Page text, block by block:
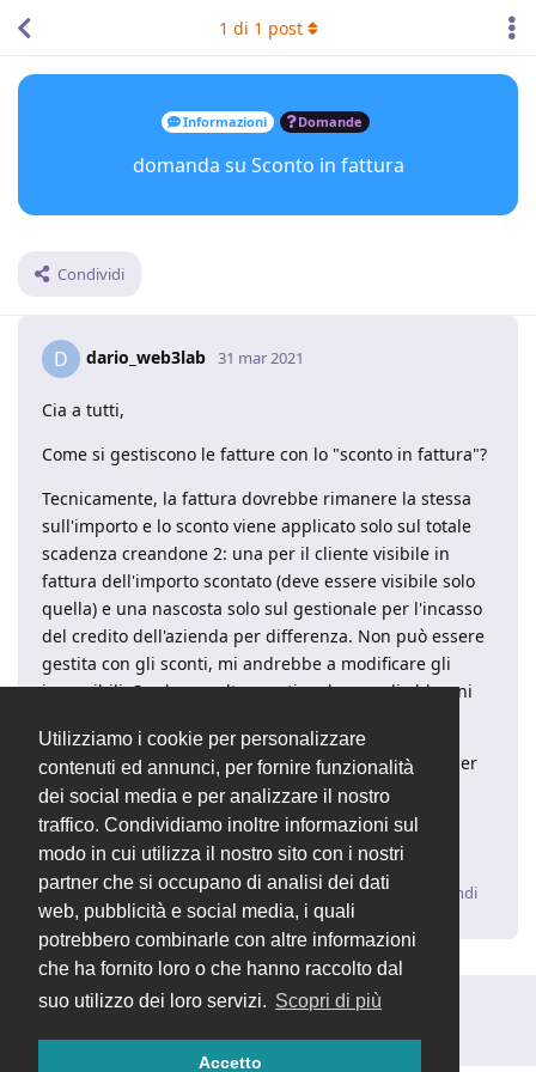
Utilizziamo i cookie per personalizzare
contenuti ed annunci, per fornire funzionalità
dei social media e per analizzare il nostro
traffico. Condividiamo inoltre informazioni sul
modo in cui utilizza il nostro sito con i nostri
partner che si occupano di analisi dei dati
web, pubblicità e social media, i quali
potrebbero combinarle con altre informazioni
che ha fornito loro o che hanno raccolto dal
suo utilizzo dei loro servizi. Scopri di più
Accetto
Informazioni Domande
domanda su Sconto in fattura
Condividi
1 di 1 post
D dario_web3lab 31 mar 2021
Cia a tutti,
Come si gestiscono le fatture con lo "sconto in fattura"?
Tecnicamente, la fattura dovrebbe rimanere la stessa
sull'importo e lo sconto viene applicato solo sul totale
scadenza creandone 2: una per il cliente visibile in
fattura dell'importo scontato (deve essere visibile solo
quella) e una nascosta solo sul gestionale per l'incasso
del credito dell'azienda per differenza. Non può essere
gestita con gli sconti, mi andrebbe a modificare gli
imponibili. So che un altro gestionale usa gli abbuoni
Esiste questo tipo di funzionalità in open sta manager
2.4.17.1?
Ho provato a cercare ma non sono riuscito a trovare
nulla..
Rispondi
Rispondi alla discussione...